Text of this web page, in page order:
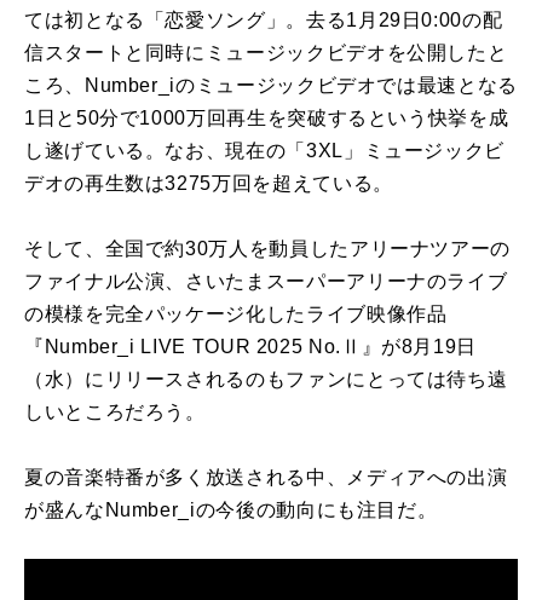
ては初となる「恋愛ソング」。去る1月29日0:00の配
信スタートと同時にミュージックビデオを公開したと
ころ、Number_iのミュージックビデオでは最速となる
1日と50分で1000万回再生を突破するという快挙を成
し遂げている。 なお、現在の「3XL」ミュージックビ
デオの再生数は3275万回を超えている。
そして、全国で約30万人を動員したアリーナツアーの
ファイナル公演、さいたまスーパーアリーナのライブ
の模様を完全パッケージ化したライブ映像作品
『Number_i LIVE TOUR 2025 No.Ⅱ』が8月19日
（水）にリリースされるのもファンにとっては待ち遠
しいところだろう。
夏の音楽特番が多く放送される中、メディアへの出演
が盛んなNumber_iの今後の動向にも注目だ。